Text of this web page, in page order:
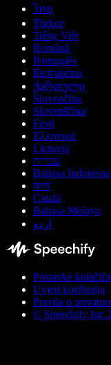
ไทย
Türkçe
Tiếng Việt
Română
Português
Български
ქართული
Slovenčina
Slovenščina
Eesti
Ελληνικά
Lietuvių
עברית
Bahasa Indonesia
বাংলা
Català
Bahasa Melayu
اردو
Postavke kolačića
Uvjeti korištenja
Pravila o
© Speechify Inc